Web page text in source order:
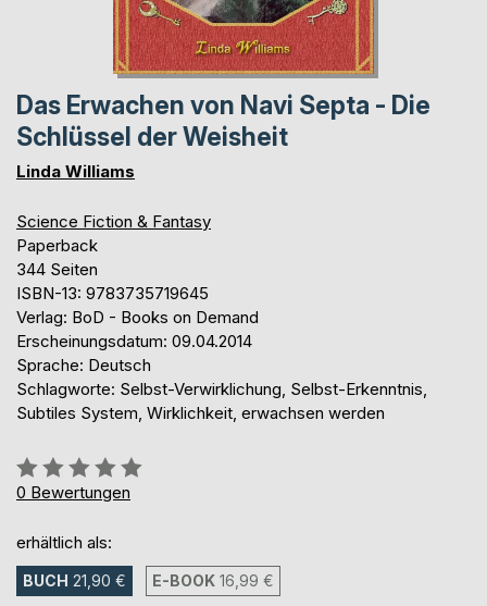
Das Erwachen von Navi Septa - Die
Schlüssel der Weisheit
Linda Williams
Science Fiction & Fantasy
Paperback
344 Seiten
ISBN-13: 9783735719645
Verlag: BoD - Books on Demand
Erscheinungsdatum: 09.04.2014
Sprache: Deutsch
Schlagworte: Selbst-Verwirklichung, Selbst-Erkenntnis,
Subtiles System, Wirklichkeit, erwachsen werden
Bewertung::
0%
0 Bewertungen
erhältlich als:
BUCH 21,90 € E-BOOK 16,99 €